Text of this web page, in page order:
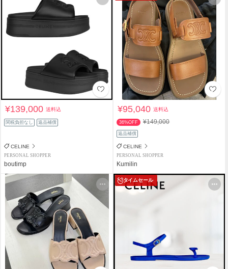
¥139,000送料込
関税負担なし 返品補償
CELINE
PERSONAL SHOPPER
boutimp
¥95,040送料込
36%OFF ¥149,000
返品補償
CELINE
PERSONAL SHOPPER
Kumilin
タイムセール